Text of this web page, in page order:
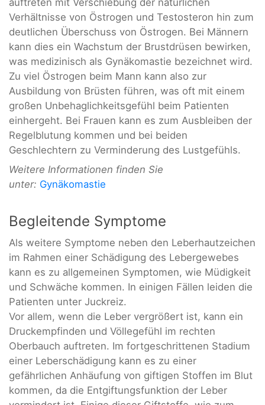
Verhältnisse von Östrogen und Testosteron hin zum
deutlichen Überschuss von Östrogen. Bei Männern
kann dies ein Wachstum der Brustdrüsen bewirken,
was medizinisch als Gynäkomastie bezeichnet wird.
Zu viel Östrogen beim Mann kann also zur
Ausbildung von Brüsten führen, was oft mit einem
großen Unbehaglichkeitsgefühl beim Patienten
einhergeht. Bei Frauen kann es zum Ausbleiben der
Regelblutung kommen und bei beiden
Geschlechtern zu Verminderung des Lustgefühls.
Weitere Informationen finden Sie
unter: Gynäkomastie
Begleitende Symptome
Als weitere Symptome neben den Leberhautzeichen
im Rahmen einer Schädigung des Lebergewebes
kann es zu allgemeinen Symptomen, wie Müdigkeit
und Schwäche kommen. In einigen Fällen leiden die
Patienten unter Juckreiz.
Vor allem, wenn die Leber vergrößert ist, kann ein
Druckempfinden und Völlegefühl im rechten
Oberbauch auftreten. Im fortgeschrittenen Stadium
einer Leberschädigung kann es zu einer
gefährlichen Anhäufung von giftigen Stoffen im Blut
kommen, da die Entgiftungsfunktion der Leber